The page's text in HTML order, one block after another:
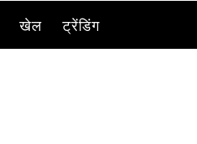
खेल ट्रेंडिंग